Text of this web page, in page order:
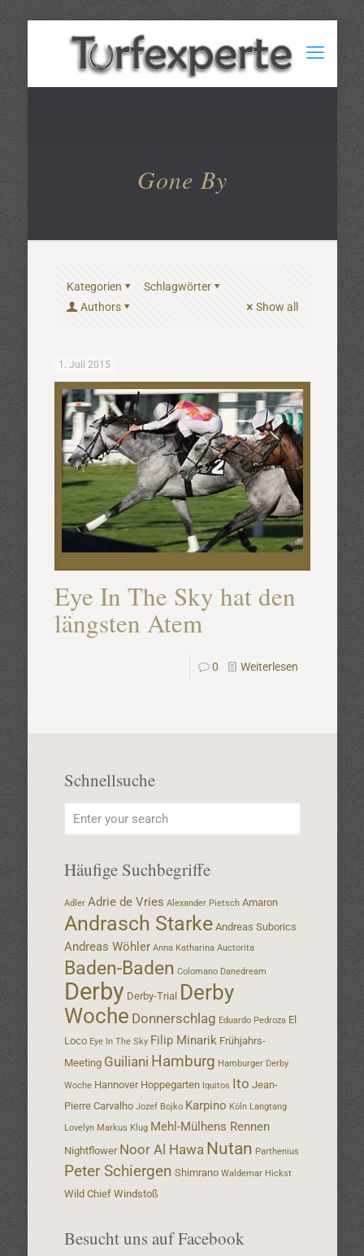
Gone By
Kategorien
Schlagwörter
Authors
Show all
1. Juli 2015
Eye In The Sky hat den
längsten Atem
0 Weiterlesen
Schnellsuche
Häufige Suchbegriffe
Adler Adrie de Vries Alexander Pietsch Amaron
Andrasch Starke Andreas Suborics
Andreas Wöhler Anna Katharina Auctorita
Baden-Baden Colomano Danedream
Derby Derby-Trial Derby
Woche Donnerschlag Eduardo Pedroza El
Loco Eye In The Sky Filip Minarik Frühjahrs-
Meeting Guiliani Hamburg Hamburger Derby
Woche Hannover Hoppegarten Iquitos Ito Jean-
Pierre Carvalho Jozef Bojko Karpino Köln Langtang
Lovelyn Markus Klug Mehl-Mülhens Rennen
Nightflower Noor Al Hawa Nutan Parthenius
Peter Schiergen Shimrano Waldemar Hickst
Wild Chief Windstoß
Besucht uns auf Facebook